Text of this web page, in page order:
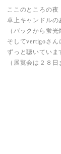
ここのところの夜
卓上キャンドルの
（バックから蛍
そしてvertigoさ
ずっと聴いていま
（展覧会は２８日